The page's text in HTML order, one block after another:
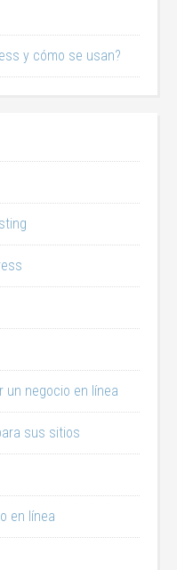
y cómo se usan?
un negocio en línea
sus sitios
en línea